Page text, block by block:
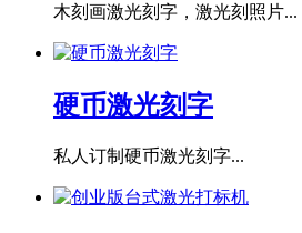
木刻画激光刻字，激光刻照片...
硬币激光刻字
私人订制硬币激光刻字...